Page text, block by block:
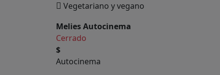
Vegetariano y vegano
Melies Autocinema
Cerrado
$
Autocinema